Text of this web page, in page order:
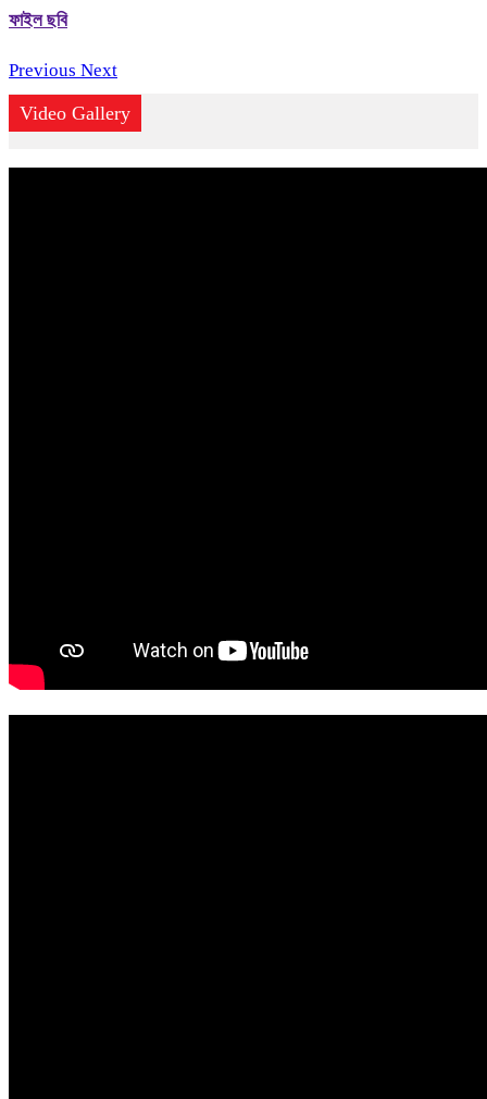
ফাইল ছবি
Previous Next
Video Gallery